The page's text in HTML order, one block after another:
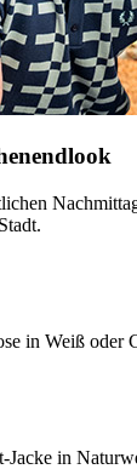
in Weiß oder
Jacke in